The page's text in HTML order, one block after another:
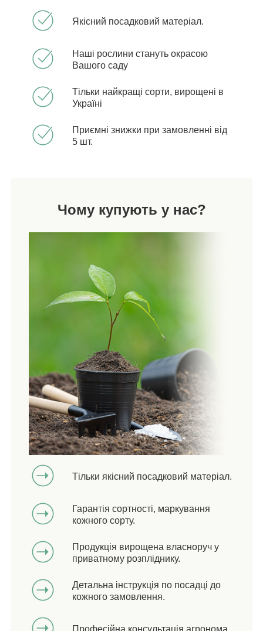
Якісний посадковий матеріал.
Наші рослини стануть окрасою
Вашого саду
Тільки найкращі сорти, вирощені в
Україні
Приємні знижки при замовленні від
5 шт.
Чому купують у нас?
Тільки якісний посадковий матеріал.
Гарантія сортності, маркування
кожного сорту.
Продукція вирощена власноруч у
приватному розпліднику.
Детальна інструкція по посадці до
кожного замовлення.